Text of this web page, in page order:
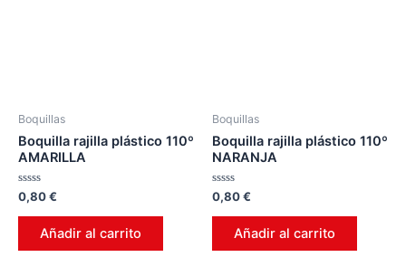
Boquillas
Boquilla rajilla plástico 110º
AMARILLA
Valorado
en
0
0,80€
Añadir al carrito
Boquillas
Boquilla rajilla plástico 110º
NARANJA
Valorado
en
0
0,80€
Añadir al carrito